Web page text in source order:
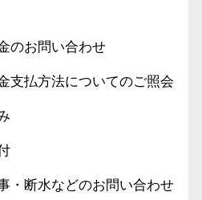
のお問い合わせ
支払方法についてのご照会
・断水などのお問い合わせ